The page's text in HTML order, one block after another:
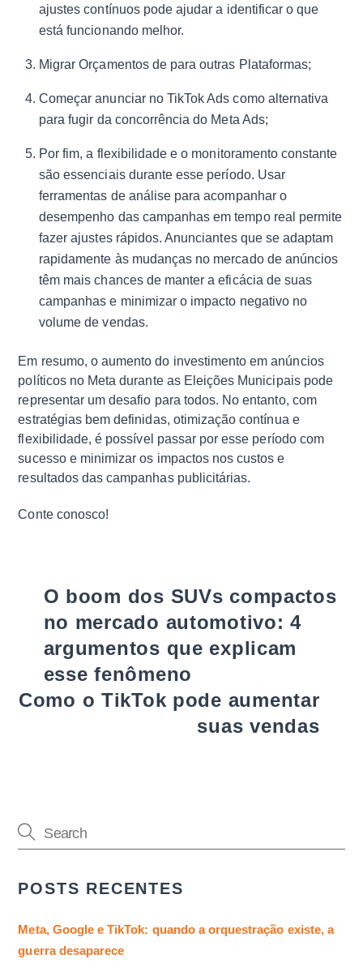
ajustes contínuos pode ajudar a identificar o que
está funcionando melhor.
Migrar Orçamentos de para outras Plataformas;
Começar anunciar no TikTok Ads como alternativa
para fugir da concorrência do Meta Ads;
Por fim, a flexibilidade e o monitoramento constante
são essenciais durante esse período. Usar
ferramentas de análise para acompanhar o
desempenho das campanhas em tempo real permite
fazer ajustes rápidos. Anunciantes que se adaptam
rapidamente às mudanças no mercado de anúncios
têm mais chances de manter a eficácia de suas
campanhas e minimizar o impacto negativo no
volume de vendas.
Em resumo, o aumento do investimento em anúncios
políticos no Meta durante as Eleições Municipais pode
representar um desafio para todos. No entanto, com
estratégias bem definidas, otimização contínua e
flexibilidade, é possível passar por esse período com
sucesso e minimizar os impactos nos custos e
resultados das campanhas publicitárias.
Conte conosco!
O boom dos SUVs compactos
no mercado automotivo: 4
argumentos que explicam
esse fenômeno
Como o TikTok pode aumentar
suas vendas
POSTS RECENTES
Meta, Google e TikTok: quando a orquestração existe, a
guerra desaparece